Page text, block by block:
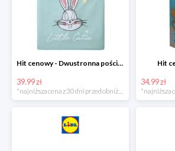
Hit cenowy - Dwustronna pościel z bawełny
39.99 zł
*najniższa cena z 30 dni przed obniżką
Hit
34.99 zł